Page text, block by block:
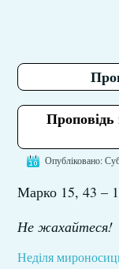
Опубліковано:
Марко 15, 43 –
Не жахайтеся!
Неділя